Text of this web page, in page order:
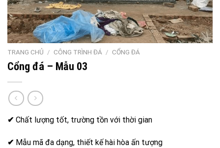
TRANG CHỦ / CÔNG TRÌNH ĐÁ / CỔNG ĐÁ
Cổng đá – Mẫu 03
✔ Chất lượng tốt, trường tồn với thời gian
✔ Mẫu mã đa dạng, thiết kế hài hòa ấn tượng